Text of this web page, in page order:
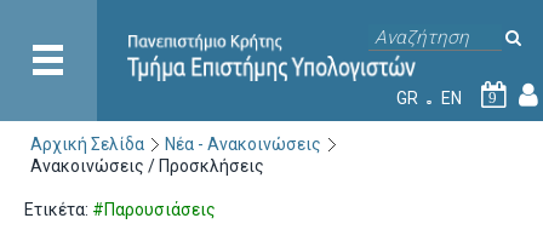
GR EN 9
Αρχική Σελίδα
Νέα - Ανακοινώσεις
Ανακοινώσεις / Προσκλήσεις
Ετικέτα: #Παρουσιάσεις